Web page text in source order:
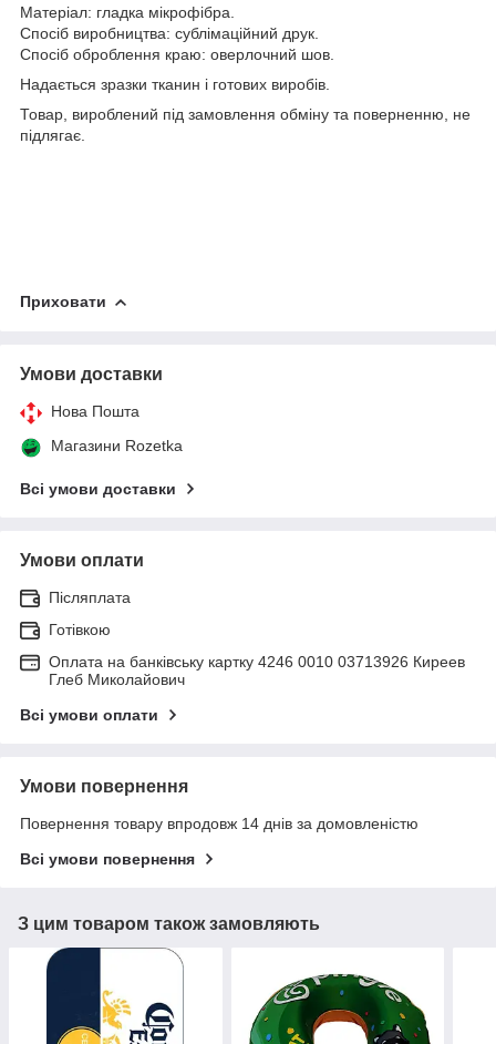
Матеріал: гладка мікрофібра.
Спосіб виробництва: сублімаційний друк.
Спосіб оброблення краю: оверлочний шов.
Надається зразки тканин і готових виробів.
Товар, вироблений під замовлення обміну та поверненню, не
підлягає.
Приховати
Умови доставки
Нова Пошта
Магазини Rozetka
Всі умови доставки
Умови оплати
Післяплата
Готівкою
Оплата на банківську картку 4246 0010 03713926 Киреев
Глеб Миколайович
Всі умови оплати
Умови повернення
Повернення товару впродовж 14 днів за домовленістю
Всі умови повернення
З цим товаром також замовляють